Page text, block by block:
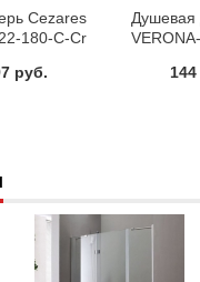
Cezares
180-C-Cr
руб.
Душевая